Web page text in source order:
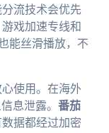
流技术会优先
戏加速专线和
能丝滑播放，不
使用。在海外
息泄露。 番茄
据都经过加密